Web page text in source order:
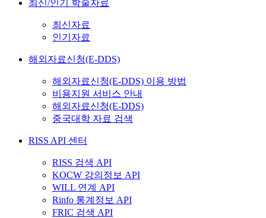
최신/인기 학술자료
최신자료
인기자료
해외자료신청(E-DDS)
해외자료신청(E-DDS) 이용 방법
비용지원 서비스 안내
해외자료신청(E-DDS)
중국대학 자료 검색
RISS API 센터
RISS 검색 API
KOCW 강의정보 API
WILL 연계 API
Rinfo 통계정보 API
FRIC 검색 API